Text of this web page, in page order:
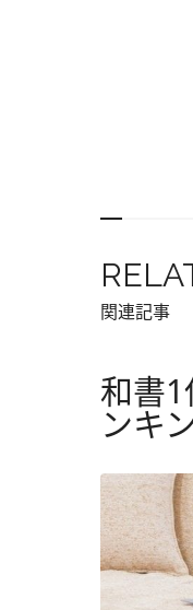
関連記事
和書
ンキ